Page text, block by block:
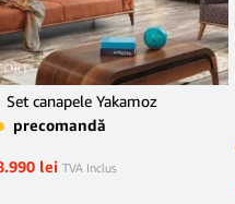
Set canapele Yakamoz
precomandă
lei TVA Inclus